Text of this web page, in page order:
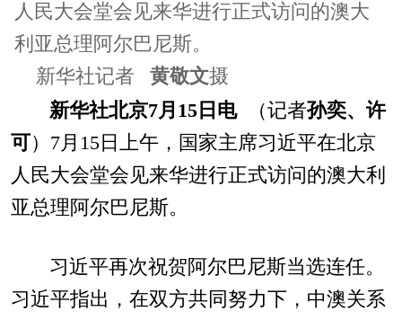
人民大会堂会见来华进行正式访问的澳大
利亚总理阿尔巴尼斯。
新华社记者 黄敬文摄
新华社北京7月15日电（记者孙奕、许
可 ）7月15日上午，国家主席习近平在北京
人民大会堂会见来华进行正式访问的澳大利
亚总理阿尔巴尼斯。
习近平再次祝贺阿尔巴尼斯当选连任。
习近平指出，在双方共同努力下，中澳关系